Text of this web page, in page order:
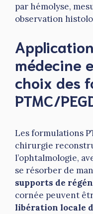
par hémolyse,
observation
médecine
choix des
PTMC/
Les formulations
chirurgie
l’ophtalmologie,
se résorber de
supports de
cornée peuvent
libération locale